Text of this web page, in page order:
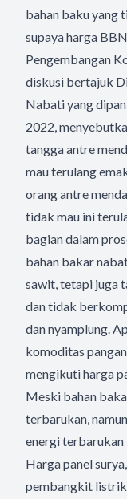
bahan baku yang
supaya harga
Pengembangan
diskusi bertajuk
Nabati yang
2022,
tangga antre
mau terulang
orang antre
tidak mau ini
bagian dalam
bahan bakar
sawit, tetapi juga
dan tidak
dan nyamplung.
komoditas
mengikuti harga
Meski bahan
terbarukan,
energi terbarukan
Harga panel
pembangkit listrik